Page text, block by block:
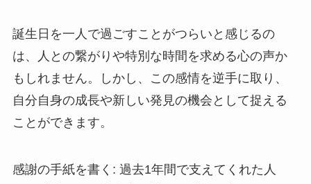
誕生日を一人で過ごすことがつらいと感じるの
は、人との繋がりや特別な時間を求める心の声か
もしれません。しかし、この感情を逆手に取り、
自分自身の成長や新しい発見の機会として捉える
ことができます。
感謝の手紙を書く : 過去1年間で支えてくれた人